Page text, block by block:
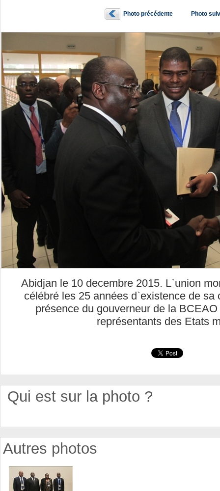
Photo précédente Photo
Abidjan le 10 decembre 2015. L`union
célébré les 25 années d`existence de sa
présence du gouverneur de la
représentants des Etats
Qui est sur la photo ?
Autres photos